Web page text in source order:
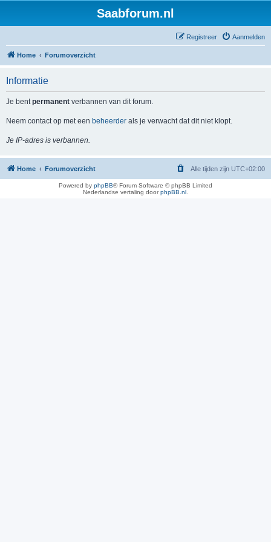
Saabforum.nl
Aanmelden
Registreer
Home Forumoverzicht
Informatie
Je bentpermanent verbannen van dit forum.
Neem contact op met een beheerder als je verwacht dat dit niet klopt.
Je IP-adres is verbannen.
Home Forumoverzicht Alle tijden zijn UTC+02:00
Powered by phpBB® Forum Software © phpBB Limited
Nederlandse vertaling doorphpBB.nl